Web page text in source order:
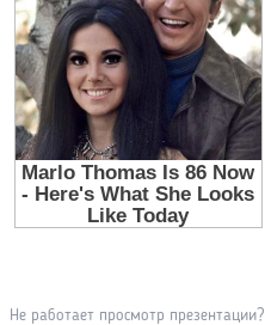
Не работает просмотр презентации?